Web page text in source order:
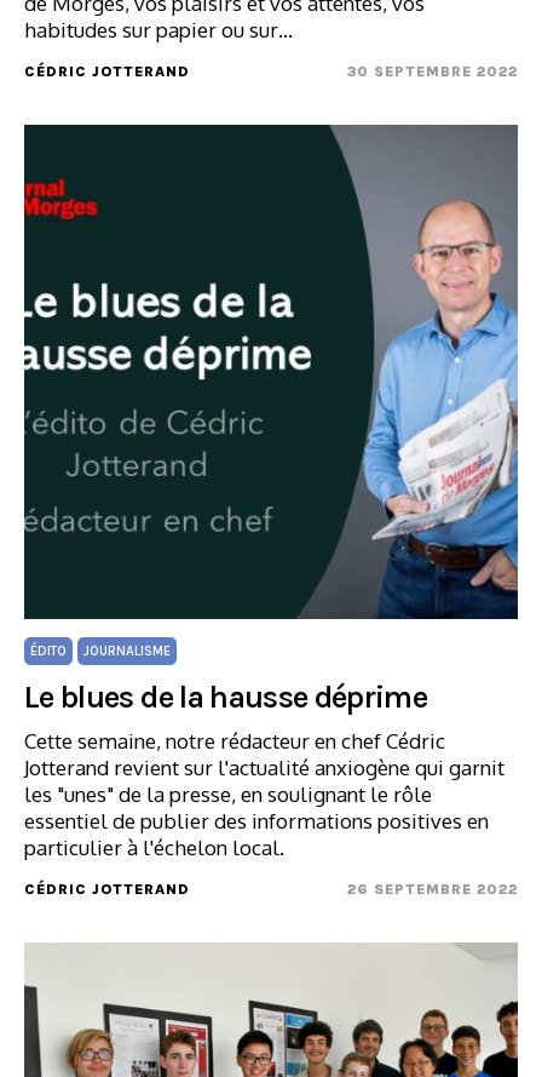
habitudes sur papier ou sur…
CÉDRIC JOTTERAND 30 SEPTEMBRE 2022
ÉDITO JOURNALISME
Le blues de la hausse déprime
Cette semaine, notre rédacteur en chef Cédric
Jotterand revient sur l'actualité anxiogène qui garnit
les "unes" de la presse, en soulignant le rôle
essentiel de publier des informations positives en
particulier à l'échelon local.
CÉDRIC JOTTERAND 26 SEPTEMBRE 2022